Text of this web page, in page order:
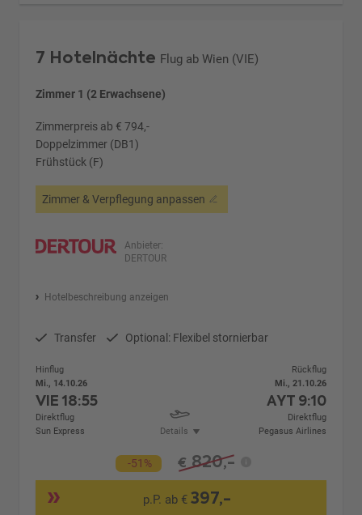
7 Hotelnächte Flug ab Wien (VIE)
Zimmer 1 (2 Erwachsene)
Zimmerpreis ab € 794,-
Doppelzimmer (DB1)
Frühstück (F)
Zimmer & Verpflegung anpassen
Anbieter:
DERTOUR
Hotelbeschreibung anzeigen
Transfer Optional: Flexibel stornierbar
Hinflug
Mi., 14.10.26
VIE18:55
Direktflug
Sun Express
Details
Rückflug
Mi., 21.10.26
AYT 9:10
Direktflug
Pegasus Airlines
-51% € 820,-
p.P. ab € 397,-